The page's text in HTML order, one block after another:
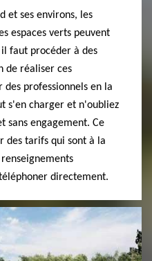
et ses environs, les
espaces verts peuvent
faut procéder à des
de réaliser ces
professionnels en la
s'en charger et n'oubliez
sans engagement. Ce
des tarifs qui sont à la
directement.